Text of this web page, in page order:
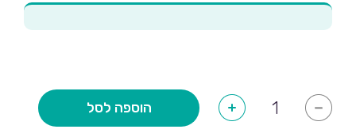
את
הטקסט
(לכל
8
-
של
+ הוספה לסל